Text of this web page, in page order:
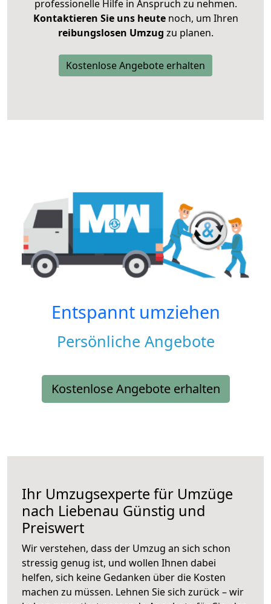
professionelle Hilfe in Anspruch zu nehmen.
Kontaktieren Sie uns heutenoch, um Ihren
reibungslosen Umzug zu planen.
Kostenlose Angebote erhalten
Entspannt umziehen
Persönliche Angebote
Kostenlose Angebote erhalten
Ihr Umzugsexperte für Umzüge
nach Liebenau Günstig und
Preiswert
Wir verstehen, dass der Umzug an sich schon
stressig genug ist, und wollen Ihnen dabei
helfen, sich keine Gedanken über die Kosten
machen zu müssen. Lehnen Sie sich zurück – wir